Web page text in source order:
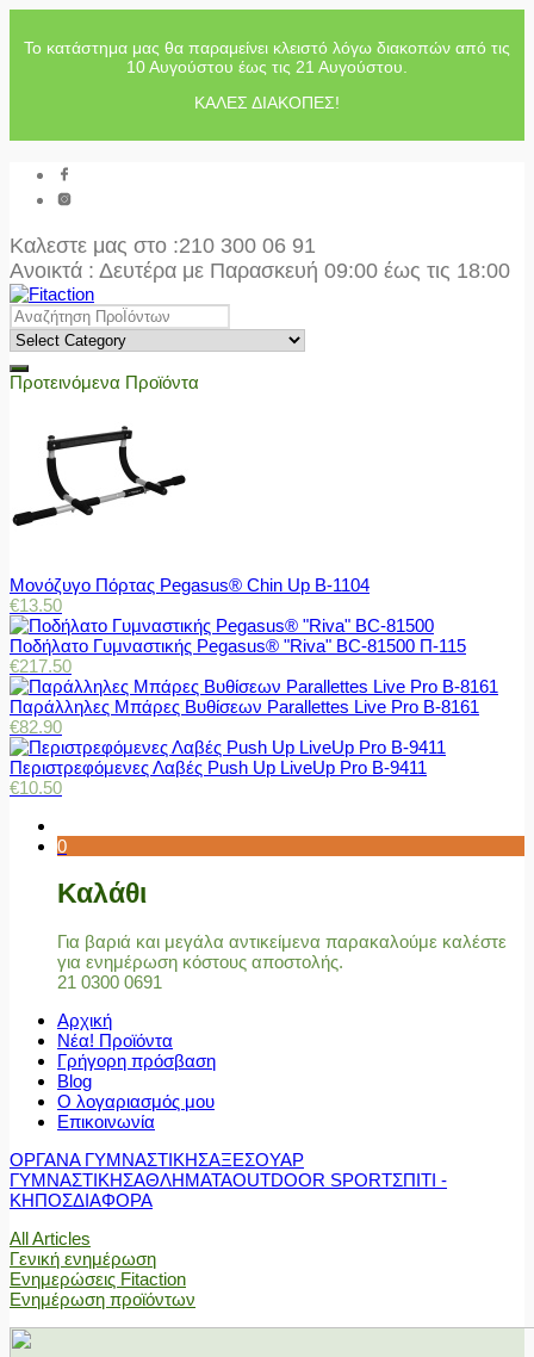
Το κατάστημα μας θα παραμείνει κλειστό λόγω διακοπών από τις
10 Αυγούστου έως τις 21 Αυγούστου.
ΚΑΛΕΣ ΔΙΑΚΟΠΕΣ!
Καλεστε μας στο :210 300 06 91
Ανοικτά : Δευτέρα με Παρασκευή 09:00 έως τις 18:00
Προτεινόμενα Προϊόντα
Μονόζυγο Πόρτας Pegasus® Chin Up Β-1104
€13.50
Ποδήλατο Γυμναστικής Pegasus® "Riva" BC-81500 Π-115
€217.50
Παράλληλες Μπάρες Βυθίσεων Parallettes Live Pro Β-8161
€82.90
Περιστρεφόμενες Λαβές Push Up LiveUp Pro Β-9411
€10.50
0
Καλάθι
Για βαριά και μεγάλα αντικείμενα παρακαλούμε καλέστε
για ενημέρωση κόστους αποστολής.
21 0300 0691
Αρχική
Νέα! Προϊόντα
Γρήγορη πρόσβαση
Blog
Ο λογαριασμός μου
Επικοινωνία
ΟΡΓΑΝΑ ΓΥΜΝΑΣΤΙΚΗΣΑΞΕΣΟΥΑΡ
ΓΥΜΝΑΣΤΙΚΗΣΑΘΛΗΜΑΤΑOUTDOOR SPORTΣΠΙΤΙ -
ΚΗΠΟΣΔΙΑΦΟΡΑ
All Articles
Γενική ενημέρωση
Ενημερώσεις Fitaction
Ενημέρωση προϊόντων